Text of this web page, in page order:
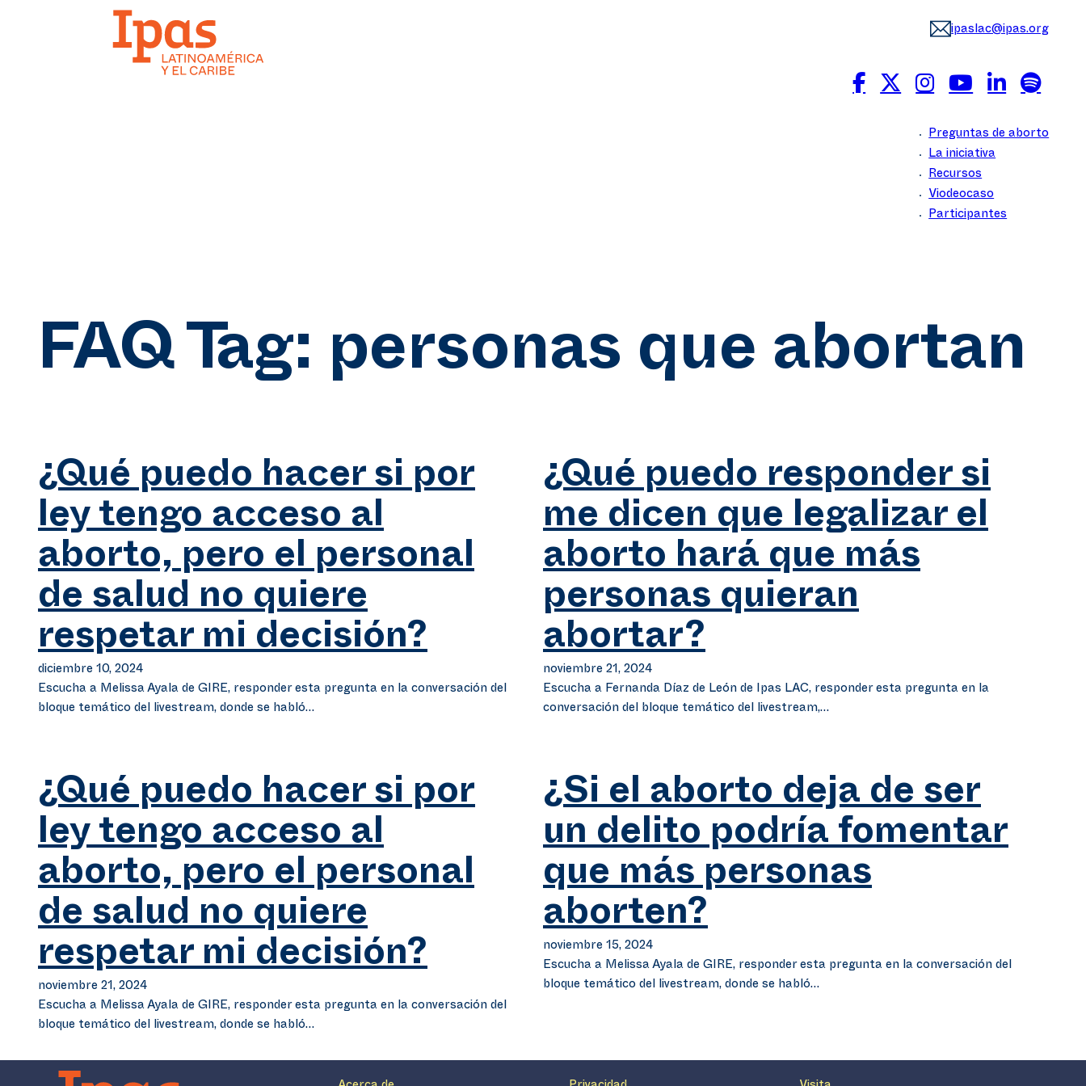
ipaslac@ipas.org
Preguntas de aborto
La iniciativa
Recursos
Viodeocaso
Participantes
FAQ Tag: personas que abortan
¿Qué puedo hacer si por
ley tengo acceso al
aborto, pero el personal
de salud no quiere
respetar mi decisión?
diciembre 10, 2024
Escucha a Melissa Ayala de GIRE, responder esta pregunta en la conversación del
bloque temático del livestream, donde se habló…
¿Qué puedo responder si
me dicen que legalizar el
aborto hará que más
personas quieran
abortar?
noviembre 21, 2024
Escucha a Fernanda Díaz de León de Ipas LAC, responder esta pregunta en la
conversación del bloque temático del livestream,…
¿Qué puedo hacer si por
ley tengo acceso al
aborto, pero el personal
de salud no quiere
respetar mi decisión?
noviembre 21, 2024
Escucha a Melissa Ayala de GIRE, responder esta pregunta en la conversación del
bloque temático del livestream, donde se habló…
¿Si el aborto deja de ser
un delito podría fomentar
que más personas
aborten?
noviembre 15, 2024
Escucha a Melissa Ayala de GIRE, responder esta pregunta en la conversación del
bloque temático del livestream, donde se habló…